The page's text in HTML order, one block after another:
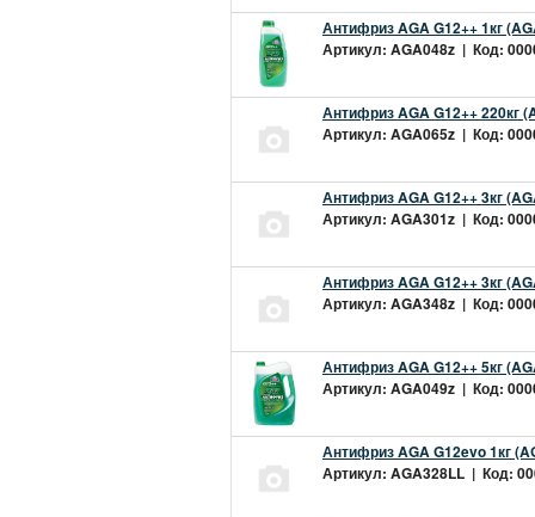
Антифриз AGA G12++ 1кг
Артикул: AGA048z | Код:
Антифриз AGA G12++ 220кг
Артикул: AGA065z | Код:
Антифриз AGA G12++ 3кг
Артикул: AGA301z | Код:
Антифриз AGA G12++ 3кг
Артикул: AGA348z | Код:
Антифриз AGA G12++ 5кг
Артикул: AGA049z | Код:
Антифриз AGA G12evo 1кг
Артикул: AGA328LL | Код: